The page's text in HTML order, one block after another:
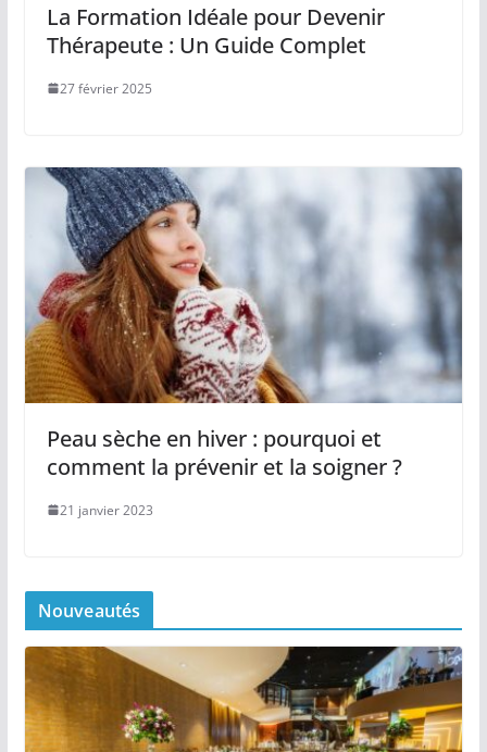
La Formation Idéale pour Devenir
Thérapeute : Un Guide Complet
27 février 2025
Peau sèche en hiver : pourquoi et
comment la prévenir et la soigner ?
21 janvier 2023
Nouveautés